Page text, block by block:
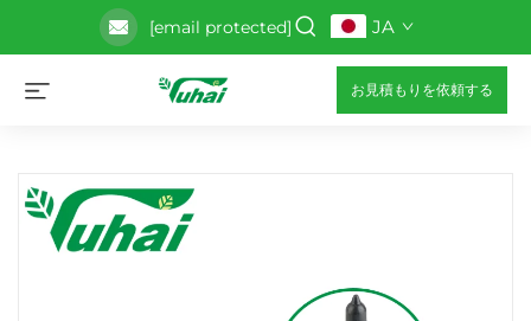
[email protected] JA
お見積もりを依頼する